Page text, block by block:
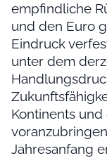
empfindliche
und den Euro
Eindruck
unter dem
Kontinents
Jahresanfang